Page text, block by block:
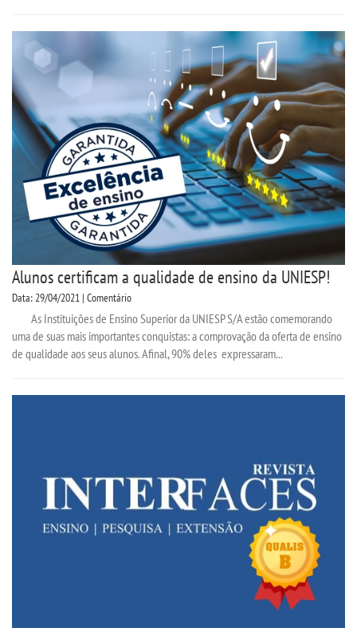
PDI
REGULAMENTOS
PPC
PORTARIAS
LOGIN
WEBMAIL
PORTAL DE ALUNOS
UNIESP
CONTATO
Alunos certificam a qualidade de ensino da UNIESP!
Data: 29/04/2021 | Comentário
As Instituições de Ensino Superior da UNIESP S/A estão comemorando
uma de suas mais importantes conquistas: a comprovação da oferta de ensino
de qualidade aos seus alunos. Afinal, 90% deles expressaram...